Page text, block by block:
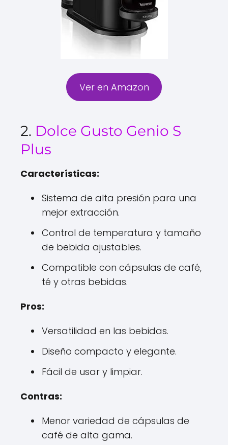
Ver en Amazon
2. Dolce Gusto Genio S
Plus
Características:
Sistema de alta presión para una
mejor extracción.
Control de temperatura y tamaño
de bebida ajustables.
Compatible con cápsulas de café,
té y otras bebidas.
Pros:
Versatilidad en las bebidas.
Diseño compacto y elegante.
Fácil de usar y limpiar.
Contras:
Menor variedad de cápsulas de
café de alta gama.